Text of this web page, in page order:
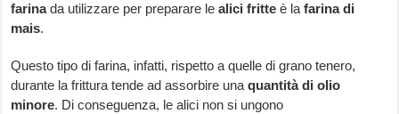
farinada utilizzare per preparare le alici fritte è lafarina di
mais.
Questo tipo di farina, infatti, rispetto a quelle di grano tenero,
durante la frittura tende ad assorbire una quantità di olio
minore. Di conseguenza, le alici non si ungono